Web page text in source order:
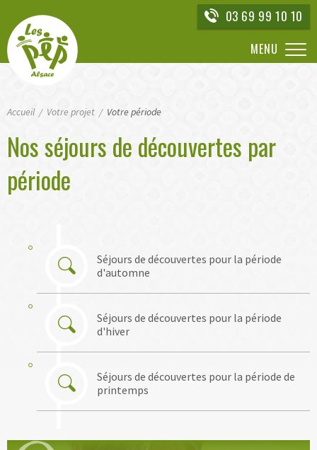
directement
à
navigation
directement
contenu
03 69 99 10 10
MENU
Accueil Votre projet Votre période
Nos séjours de découvertes par
période
Séjours de découvertes pour la période
d'automne
Séjours de découvertes pour la période
d'hiver
Séjours de découvertes pour la période de
printemps